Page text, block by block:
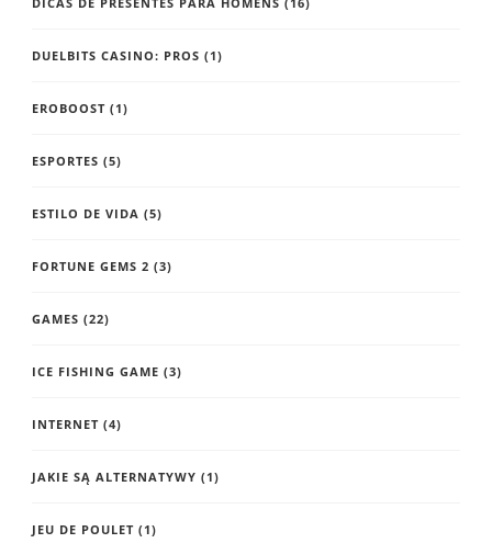
DUELBITS CASINO: PROS (1)
EROBOOST (1)
ESPORTES (5)
ESTILO DE VIDA (5)
FORTUNE GEMS 2 (3)
GAMES (22)
ICE FISHING GAME (3)
INTERNET (4)
JAKIE SĄ ALTERNATYWY (1)
JEU DE POULET (1)